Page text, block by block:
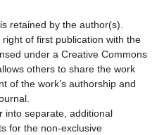
retained by the author(s).
of first publication with the
under a Creative Commons
others to share the work
of the work’s authorship and
into separate, additional
for the non-exclusive